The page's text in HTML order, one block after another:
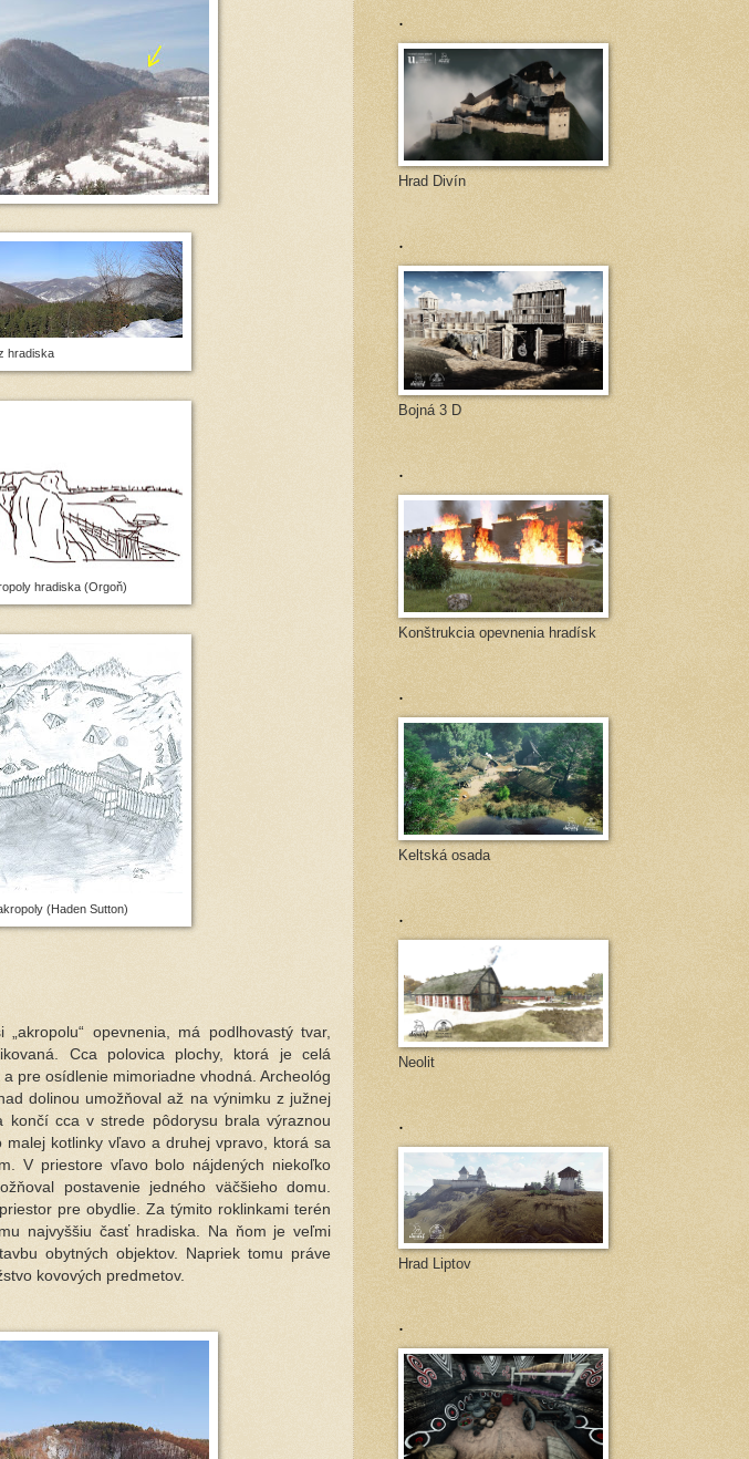
hradiska
hradiska (Orgoň)
(Haden Sutton)
opevnenia, má podlhovastý tvar,
Cca polovica plochy, ktorá je celá
pre osídlenie mimoriadne vhodná. Archeológ
dolinou umožňoval až na výnimku z južnej
končí cca v strede pôdorysu brala výraznou
kotlinky vľavo a druhej vpravo, ktorá sa
V priestore vľavo bolo nájdených niekoľko
postavenie jedného väčšieho domu.
pre obydlie. Za týmito roklinkami terén
najvyššiu časť hradiska. Na ňom je veľmi
obytných objektov. Napriek tomu práve
kovových predmetov.
.
Hrad Divín
.
Bojná 3 D
.
Konštrukcia opevnenia hradísk
.
Keltská osada
.
Neolit
.
Hrad Liptov
.